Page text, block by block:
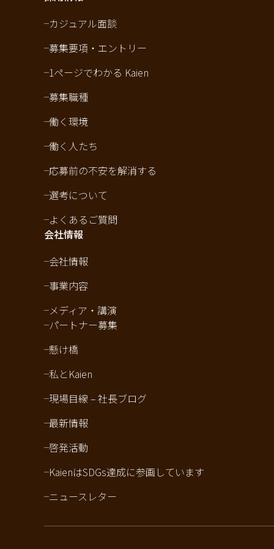
カジュアル面談
募集要項・エントリー
1ページでわかる Kaien
募集職種
働く環境
働く人たち
応募前の不安を解消する
選考について
よくあるご質問
会社情報
会社情報
事業内容
メディア・講演
パートナー募集
懸け橋
私とKaien
現場目線 – 社長ブログ
最新情報
啓発活動
KaienはSDGs達成に参画しています
ニュースレター